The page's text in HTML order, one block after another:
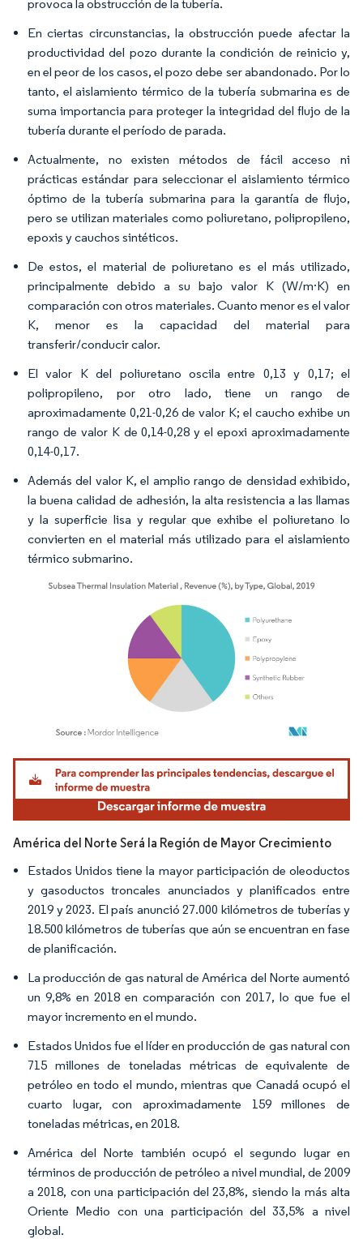
provoca la obstrucción de la tubería.
En ciertas circunstancias, la obstrucción puede afectar la
productividad del pozo durante la condición de reinicio y,
en el peor de los casos, el pozo debe ser abandonado. Por lo
tanto, el aislamiento térmico de la tubería submarina es de
suma importancia para proteger la integridad del flujo de la
tubería durante el período de parada.
Actualmente, no existen métodos de fácil acceso ni
prácticas estándar para seleccionar el aislamiento térmico
óptimo de la tubería submarina para la garantía de flujo,
pero se utilizan materiales como poliuretano, polipropileno,
epoxis y cauchos sintéticos.
De estos, el material de poliuretano es el más utilizado,
principalmente debido a su bajo valor K (W/m·K) en
comparación con otros materiales. Cuanto menor es el valor
K, menor es la capacidad del material para
transferir/conducir calor.
El valor K del poliuretano oscila entre 0,13 y 0,17; el
polipropileno, por otro lado, tiene un rango de
aproximadamente 0,21-0,26 de valor K; el caucho exhibe un
rango de valor K de 0,14-0,28 y el epoxi aproximadamente
0,14-0,17.
Además del valor K, el amplio rango de densidad exhibido,
la buena calidad de adhesión, la alta resistencia a las llamas
y la superficie lisa y regular que exhibe el poliuretano lo
convierten en el material más utilizado para el aislamiento
térmico submarino.
Imagen © Mordor Intelligence. El uso requiere atribución según CC BY 4.0.
América del Norte Será la Región de Mayor Crecimiento
Estados Unidos tiene la mayor participación de oleoductos
y gasoductos troncales anunciados y planificados entre
2019 y 2023. El país anunció 27.000 kilómetros de tuberías y
18.500 kilómetros de tuberías que aún se encuentran en fase
de planificación.
La producción de gas natural de América del Norte aumentó
un 9,8% en 2018 en comparación con 2017, lo que fue el
mayor incremento en el mundo.
Estados Unidos fue el líder en producción de gas natural con
715 millones de toneladas métricas de equivalente de
petróleo en todo el mundo, mientras que Canadá ocupó el
cuarto lugar, con aproximadamente 159 millones de
toneladas métricas, en 2018.
América del Norte también ocupó el segundo lugar en
términos de producción de petróleo a nivel mundial, de 2009
a 2018, con una participación del 23,8%, siendo la más alta
Oriente Medio con una participación del 33,5% a nivel
global.